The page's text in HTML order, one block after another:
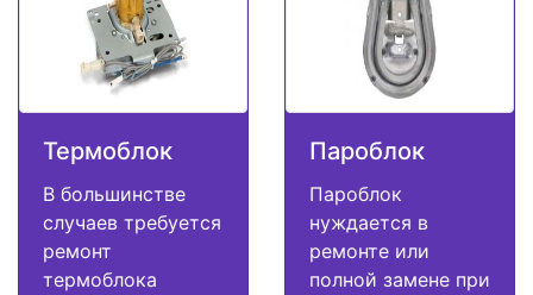
Термоблок
В большинстве
случаев требуется
ремонт
термоблока
Пароблок
Пароблок
нуждается в
ремонте или
полной замене при